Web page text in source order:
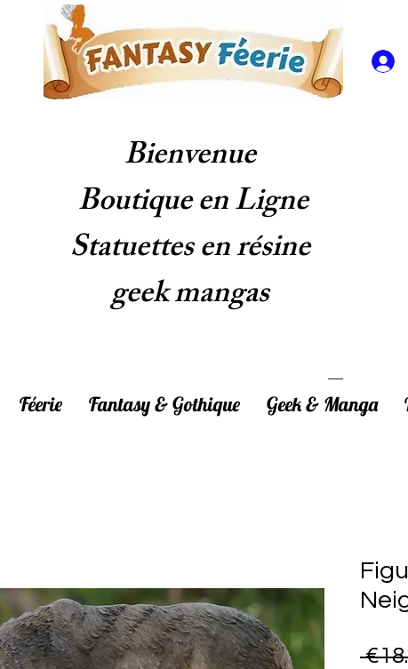
Bienvenue
Boutique en Ligne
Statuettes en résine
geek mangas
Féerie Fantasy & Gothique Geek & Manga